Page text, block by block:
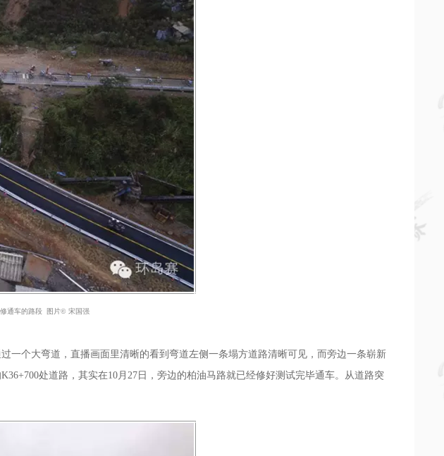
通车的路段 图片© 宋国强
个大弯道，直播画面里清晰的看到弯道左侧一条塌方道路清晰可见，而旁边一条崭新
处道路，其实在10月27日，旁边的柏油马路就已经修好测试完毕通车。从道路突